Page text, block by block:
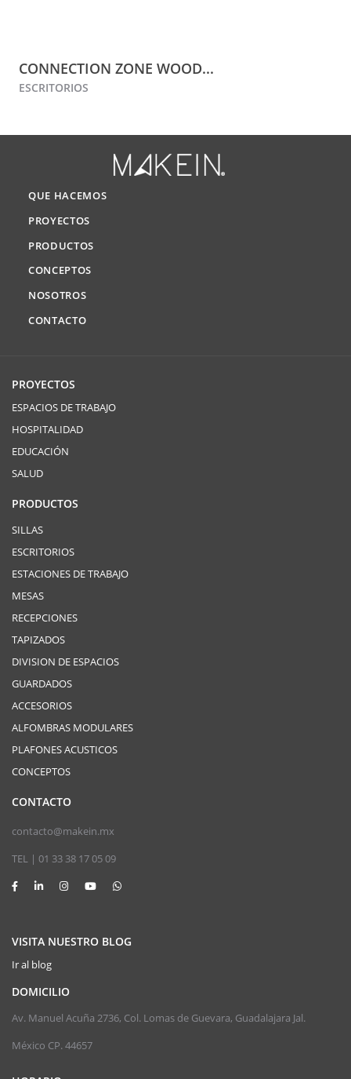
CONNECTION ZONE WOOD...
ESCRITORIOS
QUE HACEMOS
PROYECTOS
PRODUCTOS
CONCEPTOS
NOSOTROS
CONTACTO
PROYECTOS
ESPACIOS DE TRABAJO
HOSPITALIDAD
EDUCACIÓN
SALUD
PRODUCTOS
SILLAS
ESCRITORIOS
ESTACIONES DE TRABAJO
MESAS
RECEPCIONES
TAPIZADOS
DIVISION DE ESPACIOS
GUARDADOS
ACCESORIOS
ALFOMBRAS MODULARES
PLAFONES ACUSTICOS
CONCEPTOS
CONTACTO
contacto@makein.mx
TEL | 01 33 38 17 05 09
VISITA NUESTRO BLOG
Ir al blog
DOMICILIO
Av. Manuel Acuña 2736, Col. Lomas de Guevara, Guadalajara Jal.
México CP. 44657